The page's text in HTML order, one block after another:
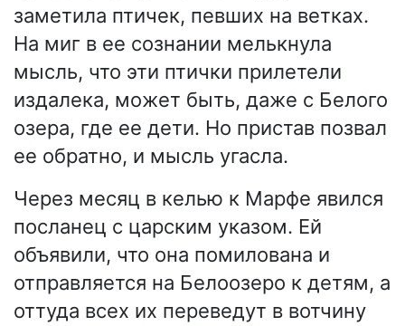
заметила птичек, певших на ветках.
На миг в ее сознании мелькнула
мысль, что эти птички прилетели
издалека, может быть, даже с Белого
озера, где ее дети. Но пристав позвал
ее обратно, и мысль угасла.
Через месяц в келью к Марфе явился
посланец с царским указом. Ей
объявили, что она помилована и
отправляется на Белоозеро к детям, а
оттуда всех их переведут в вотчину